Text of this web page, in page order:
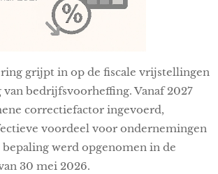
grijpt in op de fiscale vrijstellingen
bedrijfsvoorheffing. Vanaf 2027
correctiefactor ingevoerd,
voordeel voor ondernemingen
werd opgenomen in de
30 mei 2026.